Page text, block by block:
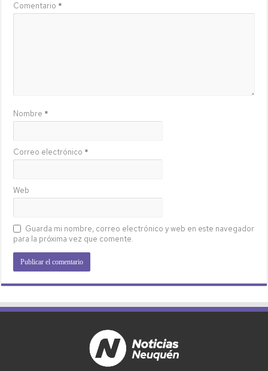
Comentario *
Nombre *
Correo electrónico *
Web
Guarda mi nombre, correo electrónico y web en este navegador
para la próxima vez que comente.